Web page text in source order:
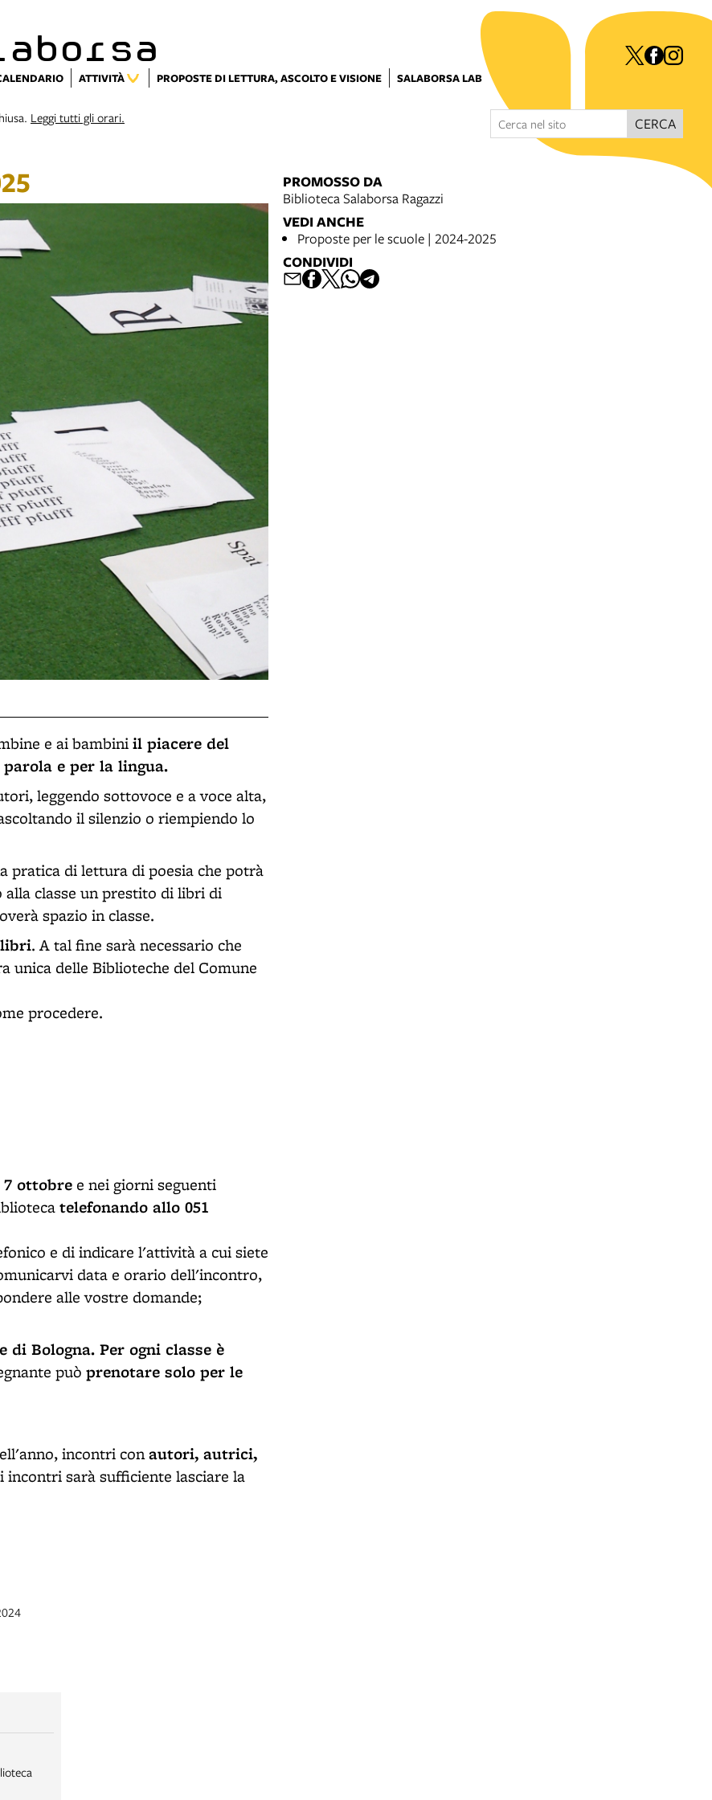
ATTIVITÀ PROPOSTE DI LETTURA, ASCOLTO E VISIONE SALABORSA LAB
Leggi tutti gli orari. CERCA
e ai bambiniil piacere del
e per la lingua.
leggendo sottovoce e a voce alta,
il silenzio o riempiendo lo
pratica di lettura di poesia che potrà
classe un prestito di libri di
spazio in classe.
. A tal fine sarà necessario che
unica delle Biblioteche del Comune
procedere.
ottobre e nei giorni seguenti
telefonando allo 051
e di indicare l'attività a cui siete
data e orario dell'incontro,
alle vostre domande;
di Bologna. Per ogni classe è
può prenotare solo per le
incontri conautori, autrici,
incontri sarà sufficiente lasciare la
PROMOSSO DA
Biblioteca Salaborsa Ragazzi
VEDI ANCHE
Proposte per le scuole | 2024-2025
CONDIVIDI